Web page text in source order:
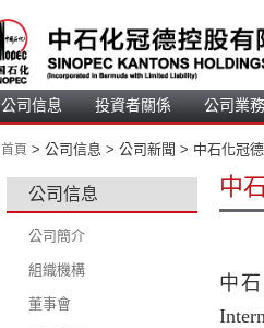
公司信息 投資者關係 公司業務
首頁 > 公司信息 > 公司新聞 > 中石化冠
公司信息
公司簡介
組織機構
董事會
中
中